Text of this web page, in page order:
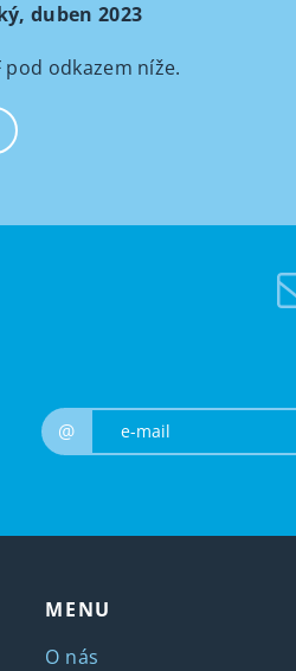
duben 2023
pod odkazem níže.
@
MENU
O nás